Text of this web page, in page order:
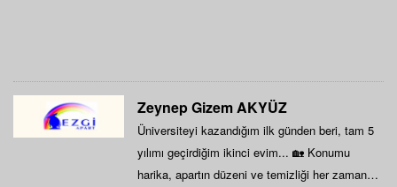
Zeynep Gizem AKYÜZ
Üniversiteyi kazandığım ilk günden beri, tam 5
yılımı geçirdiğim ikinci evim... 🏡 Konumu
harika, apartın düzeni ve temizliği her zaman…